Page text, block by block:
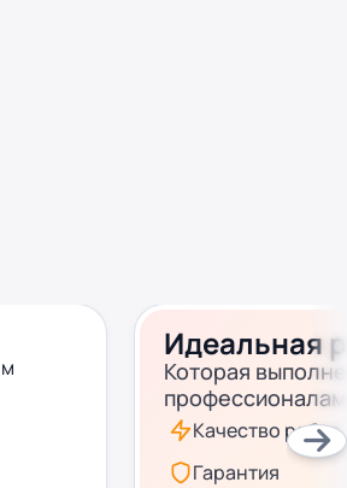
Идеальная
Которая
Качество работ
Гарантия